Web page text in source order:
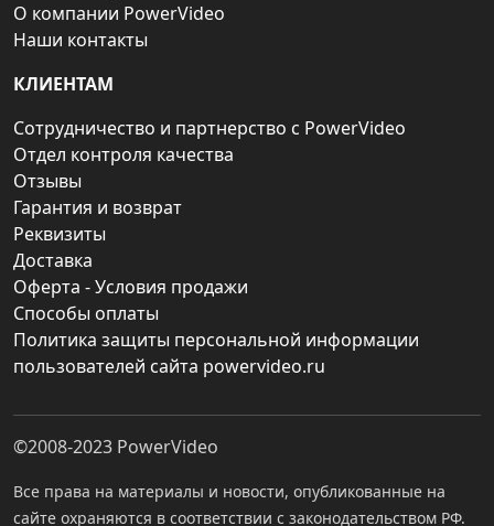
О компании PowerVideo
Наши контакты
КЛИЕНТАМ
Сотрудничество и партнерство с PowerVideo
Отдел контроля качества
Отзывы
Гарантия и возврат
Реквизиты
Доставка
Оферта - Условия продажи
Способы оплаты
Политика защиты персональной информации
пользователей сайта powervideo.ru
©2008-2023 PowerVideo
Все права на материалы и новости, опубликованные на
сайте охраняются в соответствии с законодательством РФ.